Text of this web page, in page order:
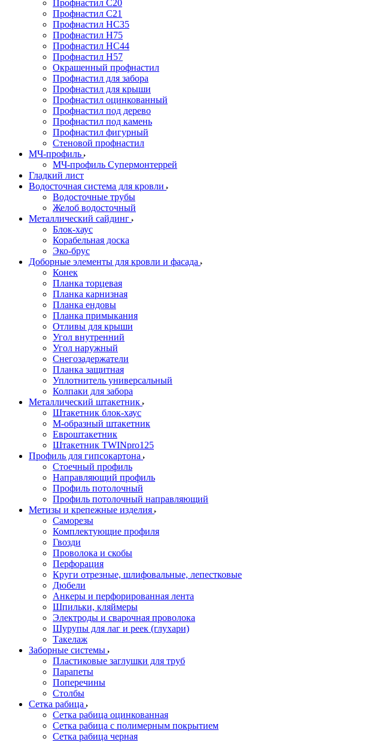
Профнастил С20
Профнастил С21
Профнастил НС35
Профнастил Н75
Профнастил HC44
Профнастил Н57
Окрашенный профнастил
Профнастил для забора
Профнастил для крыши
Профнастил оцинкованный
Профнастил под дерево
Профнастил под камень
Профнастил фигурный
Стеновой профнастил
МЧ-профиль
МЧ-профиль Супермонтеррей
Гладкий лист
Водосточная система для кровли
Водосточные трубы
Желоб водосточный
Металлический сайдинг
Блок-хаус
Корабельная доска
Эко-брус
Доборные элементы для кровли и фасада
Конек
Планка торцевая
Планка карнизная
Планка ендовы
Планка примыкания
Отливы для крыши
Угол внутренний
Угол наружный
Снегозадержатели
Планка защитная
Уплотнитель универсальный
Колпаки для забора
Металлический штакетник
Штакетник блок-хаус
М-образный штакетник
Евроштакетник
Штакетник TWINpro125
Профиль для гипсокартона
Стоечный профиль
Направляющий профиль
Профиль потолочный
Профиль потолочный направляющий
Метизы и крепежные изделия
Саморезы
Комплектующие профиля
Гвозди
Проволока и скобы
Перфорация
Круги отрезные, шлифовальные, лепестковые
Дюбели
Анкеры и перфорированная лента
Шпильки, кляймеры
Электроды и сварочная проволока
Шурупы для лаг и реек (глухари)
Такелаж
Заборные системы
Пластиковые заглушки для труб
Парапеты
Поперечины
Столбы
Сетка рабица
Сетка рабица оцинкованная
Сетка рабица с полимерным покрытием
Сетка рабица черная